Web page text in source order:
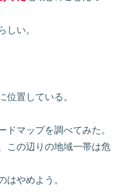
しい。
位置している。
ドマップを調べてみた。
この辺りの地域一帯は危
はやめよう。